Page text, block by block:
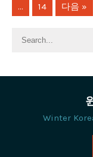
…
14 다음 »
Winter